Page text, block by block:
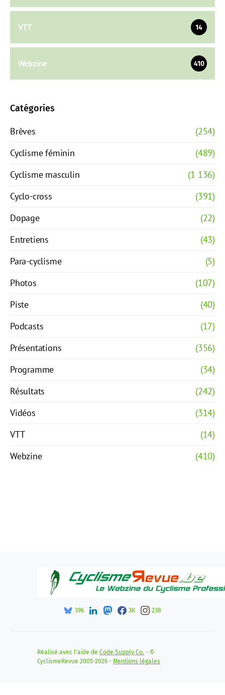
VTT 14
Webzine 410
Catégories
Brèves
(254)
Cyclisme féminin
(489)
Cyclisme masculin
(1 136)
Cyclo-cross
(391)
Dopage
(22)
Entretiens
(43)
Para-cyclisme
(5)
Photos
(107)
Piste
(40)
Podcasts
(17)
Présentations
(356)
Programme
(34)
Résultats
(242)
Vidéos
(314)
VTT
(14)
Webzine
(410)
396 3K 238
Réalisé avec l'aide de Code Supply Co. - ©
CyclismeRevue 2005-2026 - Mentions légales